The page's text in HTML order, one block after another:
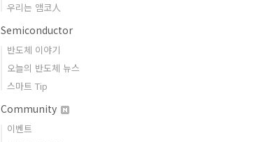
우리는 앰코人
Semiconductor
반도체 이야기
오늘의 반도체 뉴스
스마트 Tip
Community
이벤트